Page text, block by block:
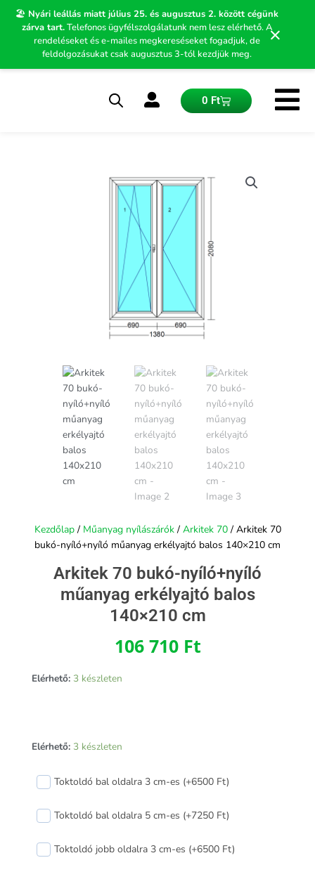
🏖️ Nyári leállás miatt július 25. és augusztus 2. között cégünk
zárva tart.Telefonos ügyfélszolgálatunk nem lesz elérhető. A
rendeléseket és e-mailes megkereséseket fogadjuk, de
feldolgozásukat csak augusztus 3-tól kezdjük meg.
×
Skip
0 FtKosár
Kezdőlap/ Műanyag nyílászárók/ Arkitek 70/ Arkitek 70
bukó-nyíló+nyíló műanyag erkélyajtó balos 140×210 cm
Arkitek 70 bukó-nyíló+nyíló
műanyag erkélyajtó balos
140×210 cm
106 710 Ft
Elérhető: 3 készleten
Elérhető: 3 készleten
Toktoldó bal oldalra 3 cm-es (+6500 Ft)
Toktoldó bal oldalra 5 cm-es (+7250 Ft)
Toktoldó jobb oldalra 3 cm-es (+6500 Ft)
Arkitek
bukó-
nyíló+nyíló
műanyag
erkélyajtó
140x210